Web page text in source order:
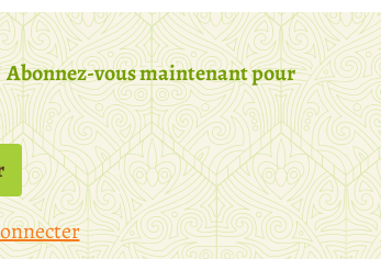
Abonnez-vous maintenant pour